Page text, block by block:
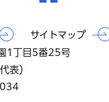
サイトマップ
1丁目5番25号
表）